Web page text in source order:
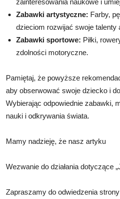
zainteresowania naukowe i
Zabawki artystyczne: Farby,
dzieciom rozwijać swoje talenty
Zabawki sportowe: Piłki,
zdolności motoryczne.
Pamiętaj, że powyższe
aby obserwować swoje dziecko i
Wybierając odpowiednie zabawki,
nauki i odkrywania świata.
Mamy nadzieję, że nasz artyku
Wezwanie do działania dotyczące
Zapraszamy do odwiedzenia